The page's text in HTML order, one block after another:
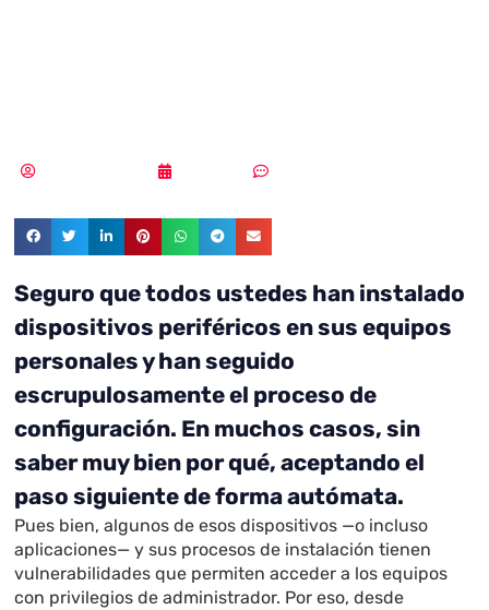
Seguro que todos ustedes han instalado
dispositivos periféricos en sus equipos
personales y han seguido
escrupulosamente el proceso de
configuración. En muchos casos, sin
saber muy bien por qué, aceptando el
paso siguiente de forma autómata.
Pues bien, algunos de esos dispositivos —o incluso
aplicaciones— y sus procesos de instalación tienen
vulnerabilidades que permiten acceder a los equipos
con privilegios de administrador. Por eso, desde